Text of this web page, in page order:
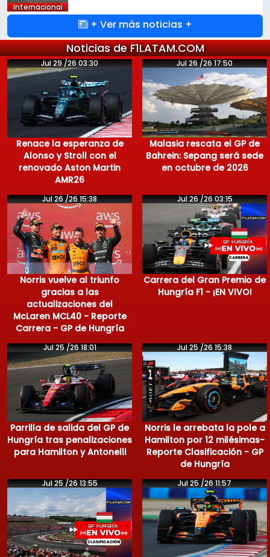
Internacional
+ Ver más noticias +
Noticias de F1LATAM.COM
Jul 29 /26 03:30
Renace la esperanza de
Alonso y Stroll con el
renovado Aston Martin
AMR26
Jul 26 /26 17:50
Malasia rescata el GP de
Bahrein: Sepang será sede
en octubre de 2026
Jul 26 /26 15:38
Norris vuelve al triunfo
gracias a las
actualizaciones del
McLaren MCL40 - Reporte
Carrera - GP de Hungría
Jul 26 /26 03:15
Carrera del Gran Premio de
Hungría F1 - ¡EN VIVO!
Jul 25 /26 18:01
Parrilla de salida del GP de
Hungría tras penalizaciones
para Hamilton y Antonelli
Jul 25 /26 15:38
Norris le arrebata la pole a
Hamilton por 12 milésimas-
Reporte Clasificación - GP
de Hungría
Jul 25 /26 13:55 Jul 25 /26 11:57